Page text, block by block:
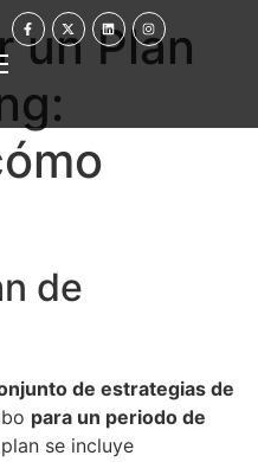
un Plan
de
de estrategias de
para un periodo de
se incluye